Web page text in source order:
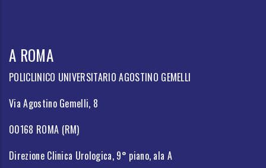
A ROMA
POLICLINICO UNIVERSITARIO AGOSTINO GEMELLI
Via Agostino Gemelli, 8
00168 ROMA (RM)
Direzione Clinica Urologica, 9° piano, ala A